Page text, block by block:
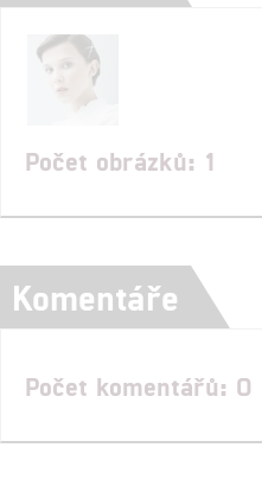
Počet obrázků: 1
Komentáře
Počet komentářů: 0